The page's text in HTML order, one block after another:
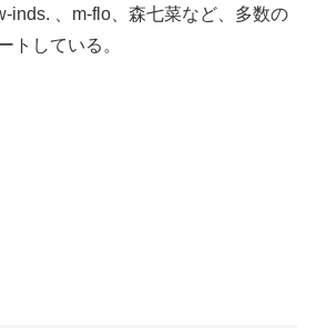
inds. 、m-flo、森七菜など、多数の
トしている。